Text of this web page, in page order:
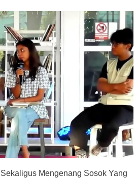
Mengenang Sosok Yang